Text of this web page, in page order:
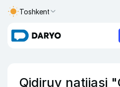
Toshkent
Qidiruv natijasi